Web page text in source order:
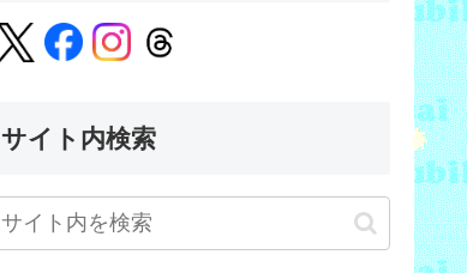
サイト内検索